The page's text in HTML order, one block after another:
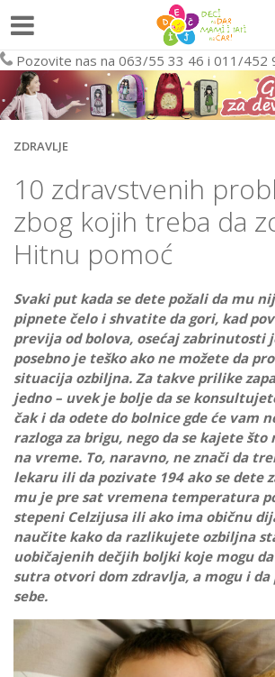
Pozovite nas na 063/55 33 46 i 011/452
ZDRAVLJE
10 zdravstvenih
zbog kojih treba da
Hitnu pomoć
Svaki put kada se dete požali da mu
pipnete čelo i shvatite da gori, kad
previja od bolova, osećaj zabrinutosti
posebno je teško ako ne možete da
situacija ozbiljna. Za takve prilike
jedno – uvek je bolje da se
čak i da odete do bolnice gde će vam
razloga za brigu, nego da se kajete
na vreme. To, naravno, ne znači da
lekaru ili da pozivate 194 ako se dete
mu je pre sat vremena temperatura
stepeni Celzijusa ili ako ima običnu
naučite kako da razlikujete ozbiljna
uobičajenih dečjih boljki koje mogu da
sutra otvori dom zdravlja, a mogu i da
sebe.